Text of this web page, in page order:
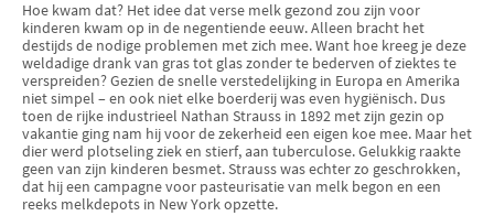
Hoe kwam dat? Het idee dat verse melk gezond zou zijn voor
kinderen kwam op in de negentiende eeuw. Alleen bracht het
destijds de nodige problemen met zich mee. Want hoe kreeg je deze
weldadige drank van gras tot glas zonder te bederven of ziektes te
verspreiden? Gezien de snelle verstedelijking in Europa en Amerika
niet simpel – en ook niet elke boerderij was even hygiënisch. Dus
toen de rijke industrieel Nathan Strauss in 1892 met zijn gezin op
vakantie ging nam hij voor de zekerheid een eigen koe mee. Maar het
dier werd plotseling ziek en stierf, aan tuberculose. Gelukkig raakte
geen van zijn kinderen besmet. Strauss was echter zo geschrokken,
dat hij een campagne voor pasteurisatie van melk begon en een
reeks melkdepots in New York opzette.